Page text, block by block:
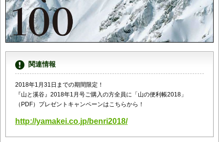
関連情報
2018年1月31日までの期間限定！
『山と溪谷』2018年1月号ご購入の方全員に「山の便利帳2018」
（PDF）プレゼントキャンペーンはこちらから！
http://yamakei.co.jp/benri2018/